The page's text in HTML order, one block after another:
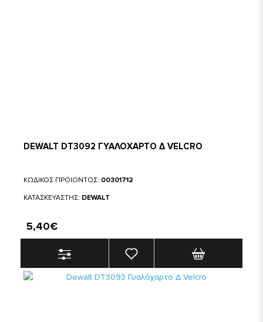
DEWALT DT3092 ΓΥΑΛΟΧΑΡΤΟ Δ VELCRO
ΚΩΔΙΚΟΣ ΠΡΟΙΟΝΤΟΣ: 00301712
ΚΑΤΑΣΚΕΥΑΣΤΗΣ: DEWALT
5,40€